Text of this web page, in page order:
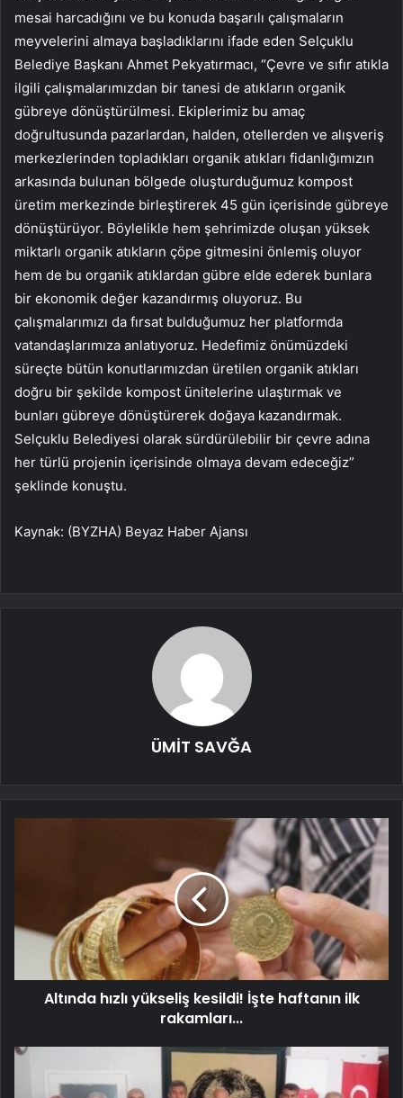
mesai harcadığını ve bu konuda başarılı çalışmaların
meyvelerini almaya başladıklarını ifade eden Selçuklu
Belediye Başkanı Ahmet Pekyatırmacı, “Çevre ve sıfır atıkla
ilgili çalışmalarımızdan bir tanesi de atıkların organik
gübreye dönüştürülmesi. Ekiplerimiz bu amaç
doğrultusunda pazarlardan, halden, otellerden ve alışveriş
merkezlerinden topladıkları organik atıkları fidanlığımızın
arkasında bulunan bölgede oluşturduğumuz kompost
üretim merkezinde birleştirerek 45 gün içerisinde gübreye
dönüştürüyor. Böylelikle hem şehrimizde oluşan yüksek
miktarlı organik atıkların çöpe gitmesini önlemiş oluyor
hem de bu organik atıklardan gübre elde ederek bunlara
bir ekonomik değer kazandırmış oluyoruz. Bu
çalışmalarımızı da fırsat bulduğumuz her platformda
vatandaşlarımıza anlatıyoruz. Hedefimiz önümüzdeki
süreçte bütün konutlarımızdan üretilen organik atıkları
doğru bir şekilde kompost ünitelerine ulaştırmak ve
bunları gübreye dönüştürerek doğaya kazandırmak.
Selçuklu Belediyesi olarak sürdürülebilir bir çevre adına
her türlü projenin içerisinde olmaya devam edeceğiz”
şeklinde konuştu.
Kaynak: (BYZHA) Beyaz Haber Ajansı
ÜMİT SAVĞA
Altında hızlı yükseliş kesildi! İşte haftanın ilk
rakamları...